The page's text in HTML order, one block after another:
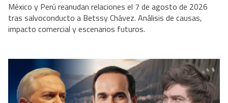
México y Perú reanudan relaciones el 7 de agosto de 2026
tras salvoconducto a Betssy Chávez. Análisis de causas,
impacto comercial y escenarios futuros.